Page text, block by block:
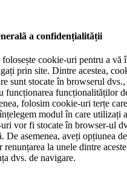
a confidențialității
cookie-uri pentru a vă
prin site. Dintre acestea,
sunt stocate în browserul dvs.,
funcționarea funcționalităților
folosim cookie-uri terțe
modul în care utilizați
vor fi stocate în browser-ul
De asemenea, aveți opțiunea
la unele dintre
dvs. de navigare.